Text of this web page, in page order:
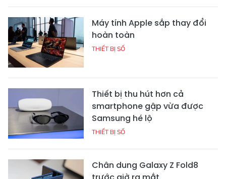
Máy tính Apple sắp thay đổi
hoàn toàn
THIẾT BỊ SỐ
Thiết bị thu hút hơn cả
smartphone gập vừa được
Samsung hé lộ
THIẾT BỊ SỐ
Chân dung Galaxy Z Fold8